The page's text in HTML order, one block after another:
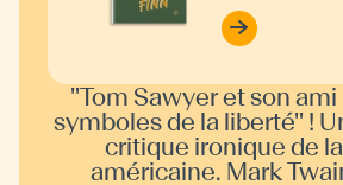
"Tom Sawyer et son ami
symboles de la liberté" !
critique ironique de
américaine. Mark